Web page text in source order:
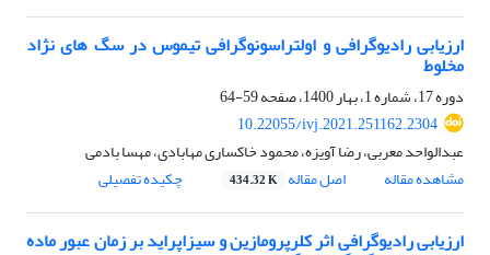
ارزیابی رادیوگرافی و اولتراسونوگرافی تیموس در سگ های نژاد
مخلوط
دوره 17، شماره 1، بهار 1400، صفحه
59-64
10.22055/ivj.2021.251162.2304
عبدالواحد معربی، رضا آویزه، محمود خاکساری مهابادی، مهسا بادمی
مشاهده مقاله
اصل مقاله 434.32 K چکیده تفصیلی
ارزیابی رادیوگرافی اثر کلرپرومازین و سیزاپراید بر زمان عبور ماده